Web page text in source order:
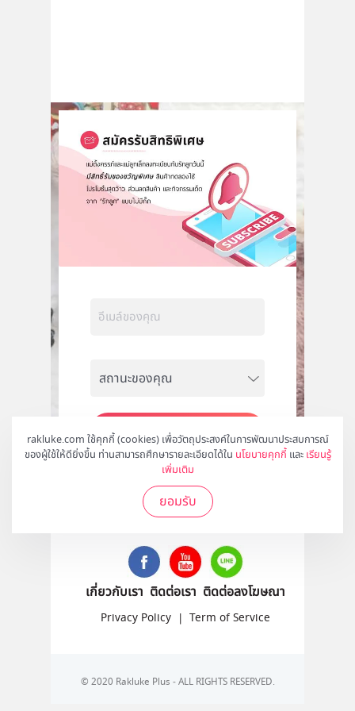
rakluke.com ใช้คุกกี้ (cookies) เพื่อวัตถุประสงค์ในการพัฒนาประสบการณ์
ของผู้ใช้ให้ดียิ่งขึ้น ท่านสามารถศึกษารายละเอียดได้ใน นโยบายคุกกี้ และ เรียนรู้
เพิ่มเติม
ยอมรับ
สมัคร
ติดตามเราได้ที่
เกี่ยวกับเรา ติดต่อเรา ติดต่อลงโฆษณา
Privacy Policy | Term of Service
© 2020 Rakluke Plus - ALL RIGHTS RESERVED.